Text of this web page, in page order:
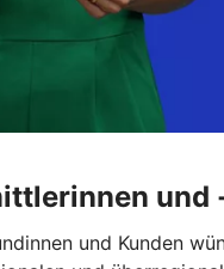
und Kunden